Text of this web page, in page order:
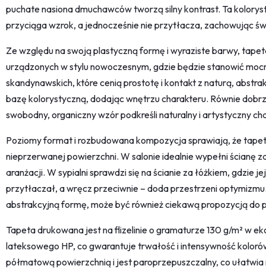
puchate nasiona dmuchawców tworzą silny kontrast. Ta
przyciąga wzrok, a jednocześnie nie przytłacza, zachowując
Ze względu na swoją plastyczną formę i wyraziste barwy,
urządzonych w stylu nowoczesnym, gdzie będzie stanowić
skandynawskich, które cenią prostotę i kontakt z naturą,
bazę kolorystyczną, dodając wnętrzu charakteru. Równie
swobodny, organiczny wzór podkreśli naturalny i artystyczny
Poziomy format i rozbudowana kompozycja sprawiają, że
nieprzerwanej powierzchni. W salonie idealnie wypełni ścianę
aranżacji. W sypialni sprawdzi się na ścianie za łóżkiem, gdzie
przytłaczał, a wręcz przeciwnie – doda przestrzeni
abstrakcyjną formę, może być również ciekawą propozycją do
Tapeta drukowana jest na flizelinie o gramaturze 130 g/m² w
lateksowego HP, co gwarantuje trwałość i intensywność
półmatową powierzchnią i jest paroprzepuszczalny, co